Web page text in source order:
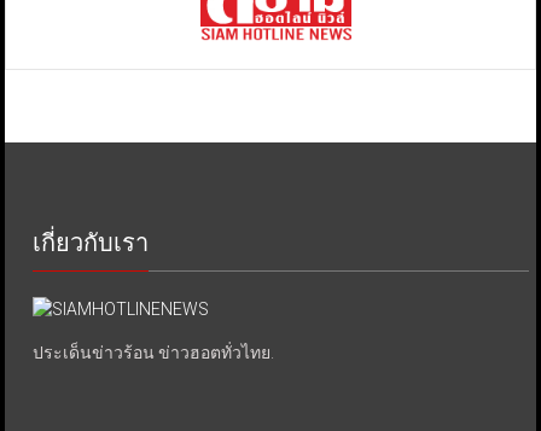
เกี่ยวกับเรา
ประเด็นข่าวร้อน ข่าวฮอตทั่วไทย.